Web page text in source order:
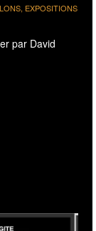
, EXPOSITIONS
par David